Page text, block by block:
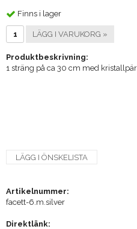
Finns i lager
LÄGG I VARUKORG »
Produktbeskrivning:
1 sträng på ca 30 cm med
LÄGG I ÖNSKELISTA
Artikelnummer:
facett-6.m.silver
Direktlänk: